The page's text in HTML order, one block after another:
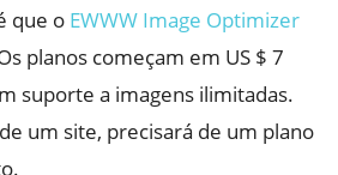
que o EWWW Image Optimizer
planos começam em US $ 7
suporte a imagens ilimitadas.
um site, precisará de um plano